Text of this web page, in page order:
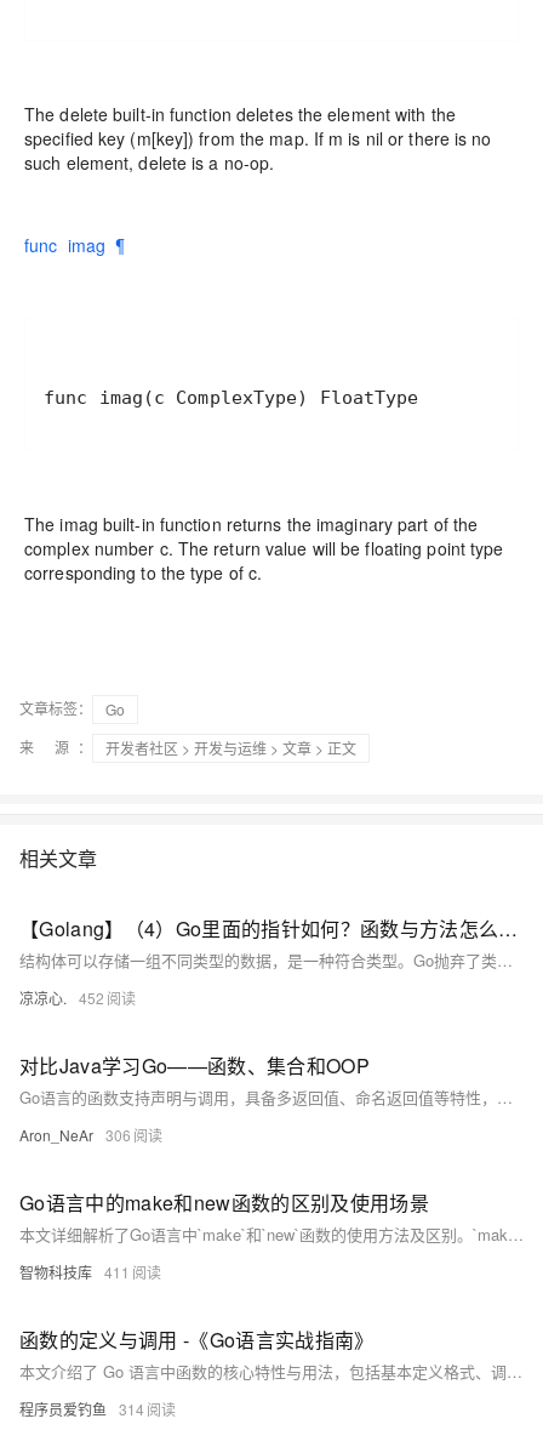
The delete built-in function deletes the element with the
specified key (m[key]) from the map. If m is nil or there is no
such element, delete is a no-op.
func imag ¶
func imag(c ComplexType) FloatType
The imag built-in function returns the imaginary part of the
complex number c. The return value will be floating point type
corresponding to the type of c.
文章标签：
Go
来 源：
开发者社区 > 开发与运维 > 文章 > 正文
相关文章
【Golang】（4）Go里面的指针如何？函数与方法怎么不一样？带你了解Go不同于其他高级语言的语法
结构体可以存储一组不同类型的数据，是一种符合类型。Go抛弃了类与继承，同时也抛弃了构造方法，刻意弱化了面向对象的功能，Go并非是一个传统OOP的语言，但是Go依旧有着OOP的影子，通过结构体和方法也可以模拟出一个类。
凉凉心. 452
对比Java学习Go——函数、集合和OOP
Go语言的函数支持声明与调用，具备多返回值、命名返回值等特性，结合`func`关键字与类型后置语法，使函数定义简洁直观。函数可作为一等公民传递、赋值或作为参数，支持匿名函数与闭包。Go通过组合与接口实现面向对象编程，结构体定义数据，方法定义行为，接口实现多态，体现了Go语言的简洁与高效设计。
Aron_NeAr 306
Go语言中的make和new函数的区别及使用场景
本文详细解析了Go语言中`make`和`new`函数的使用方法及区别。`make`用于创建切片、映射和通道等引用类型，返回初始化后的值；`new`用于创建任意类型的零值对象，返回指向该对象的指针。文章通过多个示例说明两者的应用场景，并总结了面试中可能遇到的相关问题，如底层实现、使用场景及优缺点等，帮助读者更好地理解和区分这两个函数。
智物科技库 411
函数的定义与调用 -《Go语言实战指南》
本文介绍了 Go 语言中函数的核心特性与用法，包括基本定义格式、调用方式、多返回值、返回值命名、参数类型简写、可变参数、高阶函数及匿名函数等内容。通过示例代码详细展示了如何定义和使用不同类型的函数，使读者能够全面了解 Go 函数的灵活性与强大功能。
程序员爱钓鱼 314